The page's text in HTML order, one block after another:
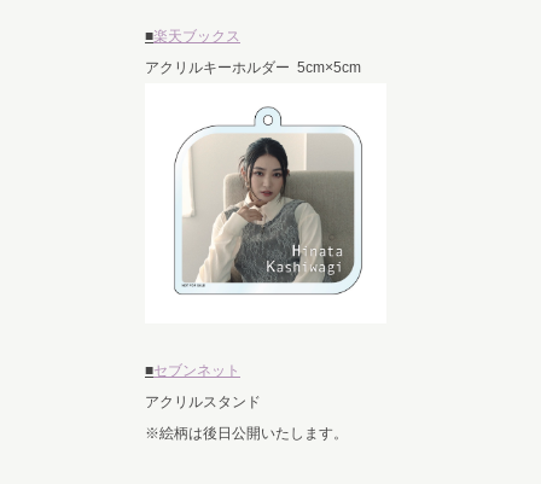
■楽天ブックス
アクリルキーホルダー 5cm×5cm
■セブンネット
アクリルスタンド
※絵柄は後日公開いたします。